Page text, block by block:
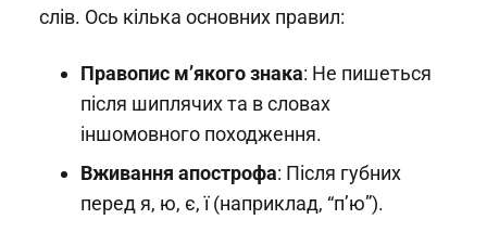
слів. Ось кілька основних правил:
Правопис м’якого знака: Не пишеться
після шиплячих та в словах
іншомовного походження.
Вживання апострофа: Після губних
перед я, ю, є, ї (наприклад, “п’ю”).